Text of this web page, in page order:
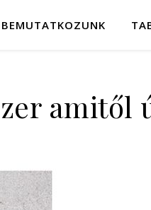
BEMUTATKOZUNK
amitől